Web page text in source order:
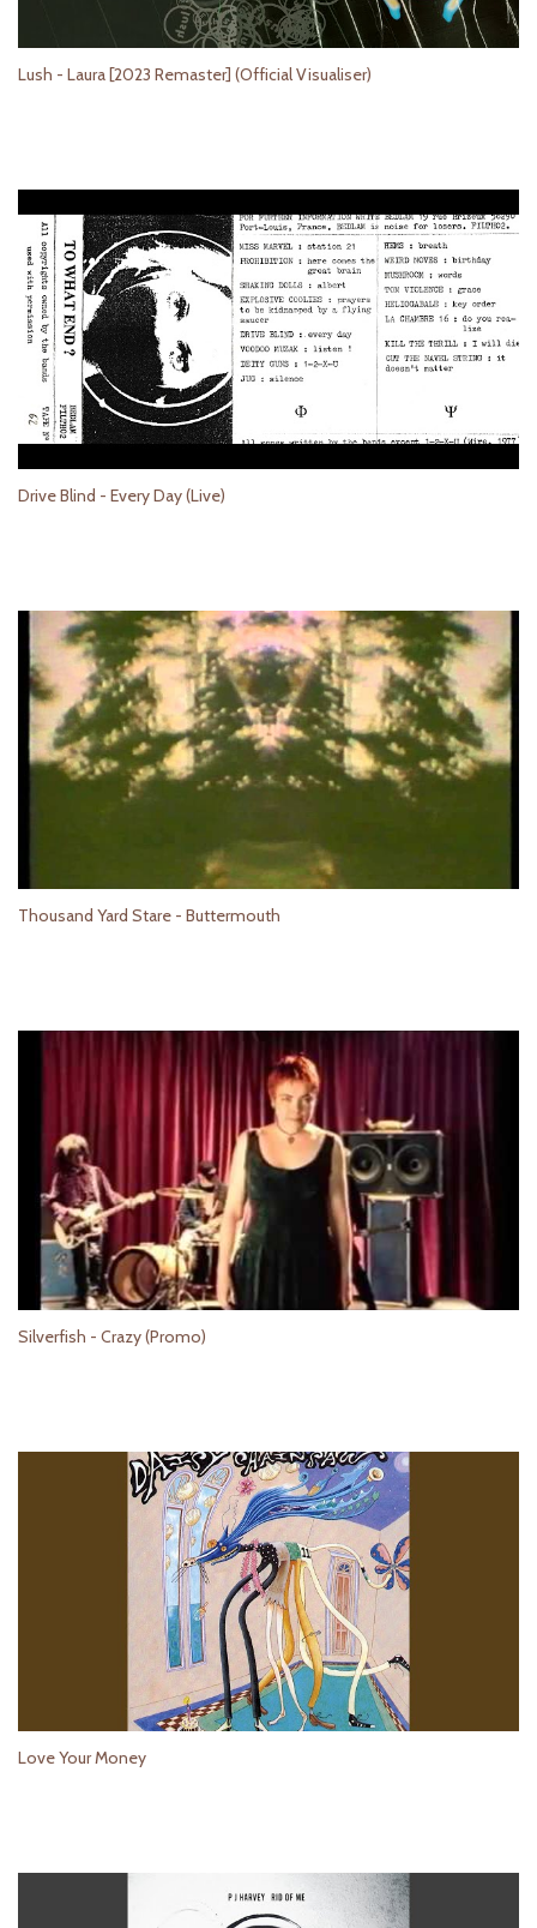
Lush - Laura [2023 Remaster] (Official Visualiser)
Drive Blind - Every Day (Live)
Thousand Yard Stare - Buttermouth
Silverfish - Crazy (Promo)
Love Your Money